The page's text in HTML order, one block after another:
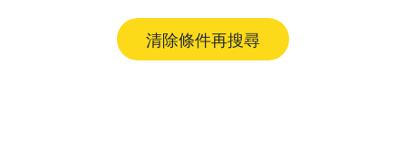
清除條件再搜尋